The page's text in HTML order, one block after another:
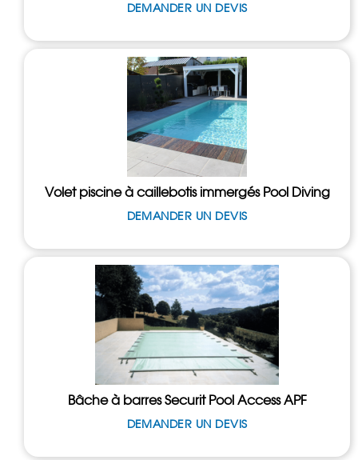
DEMANDER UN DEVIS
Volet piscine à caillebotis immergés Pool Diving
DEMANDER UN DEVIS
Bâche à barres Securit Pool Access APF
DEMANDER UN DEVIS